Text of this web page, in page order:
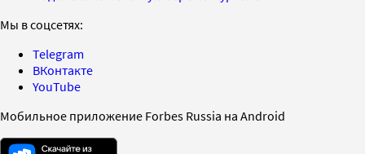
Мы в соцсетях:
Telegram
ВКонтакте
YouTube
Мобильное приложение Forbes Russia на Android